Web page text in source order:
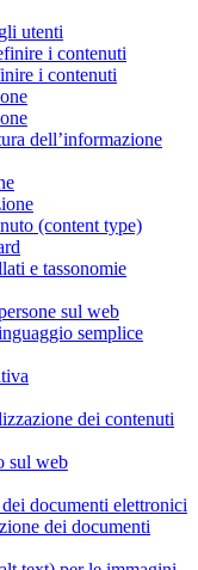
utenti
i contenuti
i contenuti
dell’informazione
(content type)
e tassonomie
sul web
semplice
dei contenuti
sul web
documenti elettronici
dei documenti